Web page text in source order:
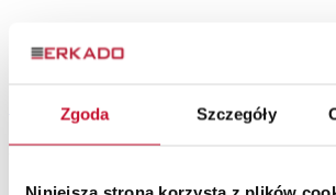
Zgoda Szczegóły
Niniejsza strona korzysta z plików
SYLENA 2
Portes à panneauxPortes laquéesPortes laquées